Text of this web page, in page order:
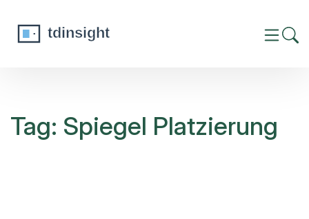
Tag: Spiegel Platzierung